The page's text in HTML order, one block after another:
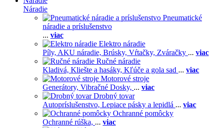
Náradie
Pneumatické
náradie a príslušenstvo
... viac
Elektro náradie
Píly, AKU náradie, Brúsky, Vŕtačky, Zváračky ... viac
Ručné náradie
Kladivá, Kliešte a hasáky, Kľúče a gola sad ... viac
Motorové stroje
Generátory, Vibračné Dosky, ... viac
Drobný tovar
Autopríslušenstvo, Lepiace pásky a lepidlá ... viac
Ochranné pomôcky
Ochranné rúška, ... viac